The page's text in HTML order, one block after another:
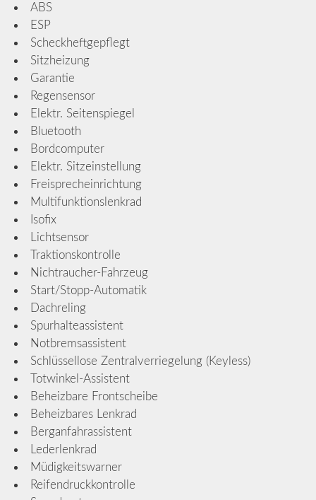
ABS
ESP
Scheckheftgepflegt
Sitzheizung
Garantie
Regensensor
Elektr. Seitenspiegel
Bluetooth
Bordcomputer
Elektr. Sitzeinstellung
Freisprecheinrichtung
Multifunktionslenkrad
Isofix
Lichtsensor
Traktionskontrolle
Nichtraucher-Fahrzeug
Start/Stopp-Automatik
Dachreling
Spurhalteassistent
Notbremsassistent
Schlüssellose Zentralverriegelung (Keyless)
Totwinkel-Assistent
Beheizbare Frontscheibe
Beheizbares Lenkrad
Berganfahrassistent
Lederlenkrad
Müdigkeitswarner
Reifendruckkontrolle